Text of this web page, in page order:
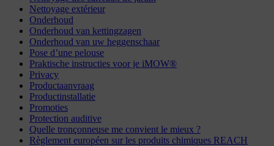
Nettoyage extérieur
Onderhoud
Onderhoud van kettingzagen
Onderhoud van uw heggenschaar
Pose d’une pelouse
Praktische instructies voor je iMOW®
Privacy
Productaanvraag
Productinstallatie
Promoties
Protection auditive
Quelle tronçonneuse me convient le mieux ?
Règlement européen sur les produits chimiques REACH